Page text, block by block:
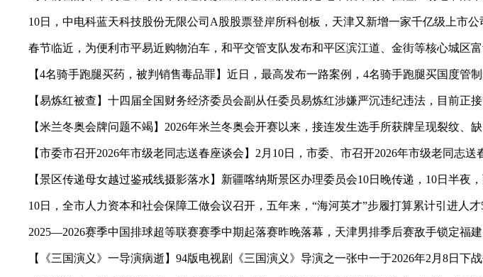
10日，中电科蓝天科技股份无限公司A股股票登岸所科创板，天津又新增一家千亿级上市公
春节临近，为便利市平易近购物泊车，和平交管支队发布和平区滨江道、金街等核心城区富
【4名骑手跑腿买药，被判销售毒品罪】近日，最高发布一路案例，4名骑手跑腿买国度管制
【易炼红被查】十四届全国财务经济委员会副从任委员易炼红涉嫌严沉违纪违法，目前正接
【米兰冬奥会牌问题不竭】2026年米兰冬奥会开赛以来，接连发生选手所获牌呈现裂纹、缺
【市委市召开2026年市级老同志送春座谈会】2月10日，市委、市召开2026年市级老同志送
【景区传递母女越过鉴戒线摄影落水】新疆喀纳斯景区办理委员会10日晚传递，10日半夜
10日，全市人力资本和社会保障工做会议召开，五年来，“海河英才”步履打算累计引进人才
2025—2026赛季中国排球超等联赛赛季中期起落赛昨晚落幕，天津男排季后赛敌手锁定福建
【《三国演义》一导演病逝】94版电视剧《三国演义》导演之一张中一于2026年2月8日下战